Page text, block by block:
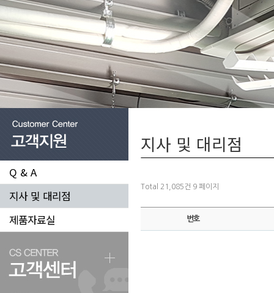
Q & A
지사 및 대리점
제품자료실
지사 및 대리점
Total 21,085건 9 페이지
번호